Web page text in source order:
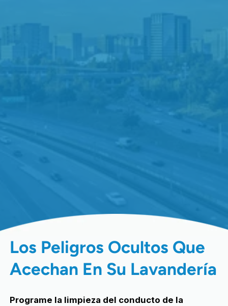
Los Peligros Ocultos Que
Acechan En Su Lavandería
Programe la limpieza del conducto de la